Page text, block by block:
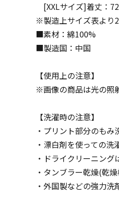
[XXLサイズ]着丈
※製造上サイズ表より
■素材：綿100%
■製造国：中国
【使用上の注意】
※画像の商品は光の照
【洗濯時の注意】
・プリント部分のもみ
・漂白剤を使っての洗
・ドライクリーニング
・タンブラー乾燥(乾
・外国製などの強力洗